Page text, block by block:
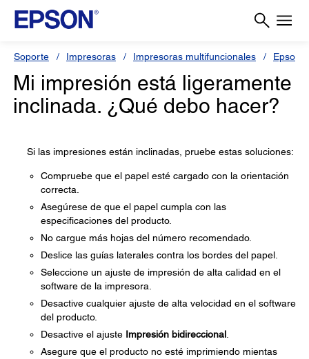
Soporte Impresoras Impresoras multifuncionales Epson
Mi impresión está ligeramente
inclinada. ¿Qué debo hacer?
Si las impresiones están inclinadas, pruebe estas soluciones:
Compruebe que el papel esté cargado con la orientación
correcta.
Asegúrese de que el papel cumpla con las
especificaciones del producto.
No cargue más hojas del número recomendado.
Deslice las guías laterales contra los bordes del papel.
Seleccione un ajuste de impresión de alta calidad en el
software de la impresora.
Desactive cualquier ajuste de alta velocidad en el software
del producto.
Desactive el ajuste Impresión bidireccional
Asegure que el producto no esté imprimiendo mientas